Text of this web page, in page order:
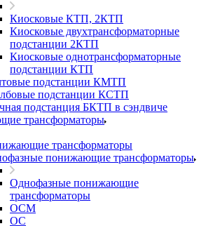
Киосковые КТП, 2КТП
Киосковые двухтрансформаторные
подстанции 2КТП
Киосковые однотрансформаторные
подстанции КТП
подстанции КМТП
подстанции КСТП
подстанция БКТП в сэндвиче
трансформаторы
трансформаторы
понижающие трансформаторы
Однофазные понижающие
трансформаторы
ОСМ
ОС